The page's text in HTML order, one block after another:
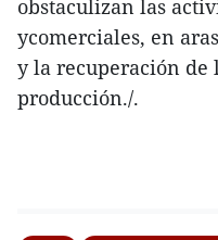
obstaculizan las
ycomerciales, en
y la recuperación de
producción./.